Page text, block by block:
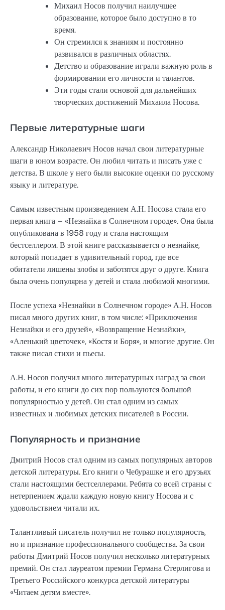
Михаил Носов получил наилучшее
образование, которое было доступно в то
время.
Он стремился к знаниям и постоянно
развивался в различных областях.
Детство и образование играли важную роль в
формировании его личности и талантов.
Эти годы стали основой для дальнейших
творческих достижений Михаила Носова.
Первые литературные шаги
Александр Николаевич Носов начал свои литературные
шаги в юном возрасте. Он любил читать и писать уже с
детства. В школе у него были высокие оценки по русскому
языку и литературе.
Самым известным произведением А.Н. Носова стала его
первая книга – «Незнайка в Солнечном городе». Она была
опубликована в 1958 году и стала настоящим
бестселлером. В этой книге рассказывается о незнайке,
который попадает в удивительный город, где все
обитатели лишены злобы и заботятся друг о друге. Книга
была очень популярна у детей и стала любимой многими.
После успеха «Незнайки в Солнечном городе» А.Н. Носов
писал много других книг, в том числе: «Приключения
Незнайки и его друзей», «Возвращение Незнайки»,
«Аленький цветочек», «Костя и Боря», и многие другие. Он
также писал стихи и пьесы.
А.Н. Носов получил много литературных наград за свои
работы, и его книги до сих пор пользуются большой
популярностью у детей. Он стал одним из самых
известных и любимых детских писателей в России.
Популярность и признание
Дмитрий Носов стал одним из самых популярных авторов
детской литературы. Его книги о Чебурашке и его друзьях
стали настоящими бестселлерами. Ребята со всей страны с
нетерпением ждали каждую новую книгу Носова и с
удовольствием читали их.
Талантливый писатель получил не только популярность,
но и признание профессионального сообщества. За свои
работы Дмитрий Носов получил несколько литературных
премий. Он стал лауреатом премии Германа Стерлигова и
Третьего Российского конкурса детской литературы
«Читаем детям вместе».